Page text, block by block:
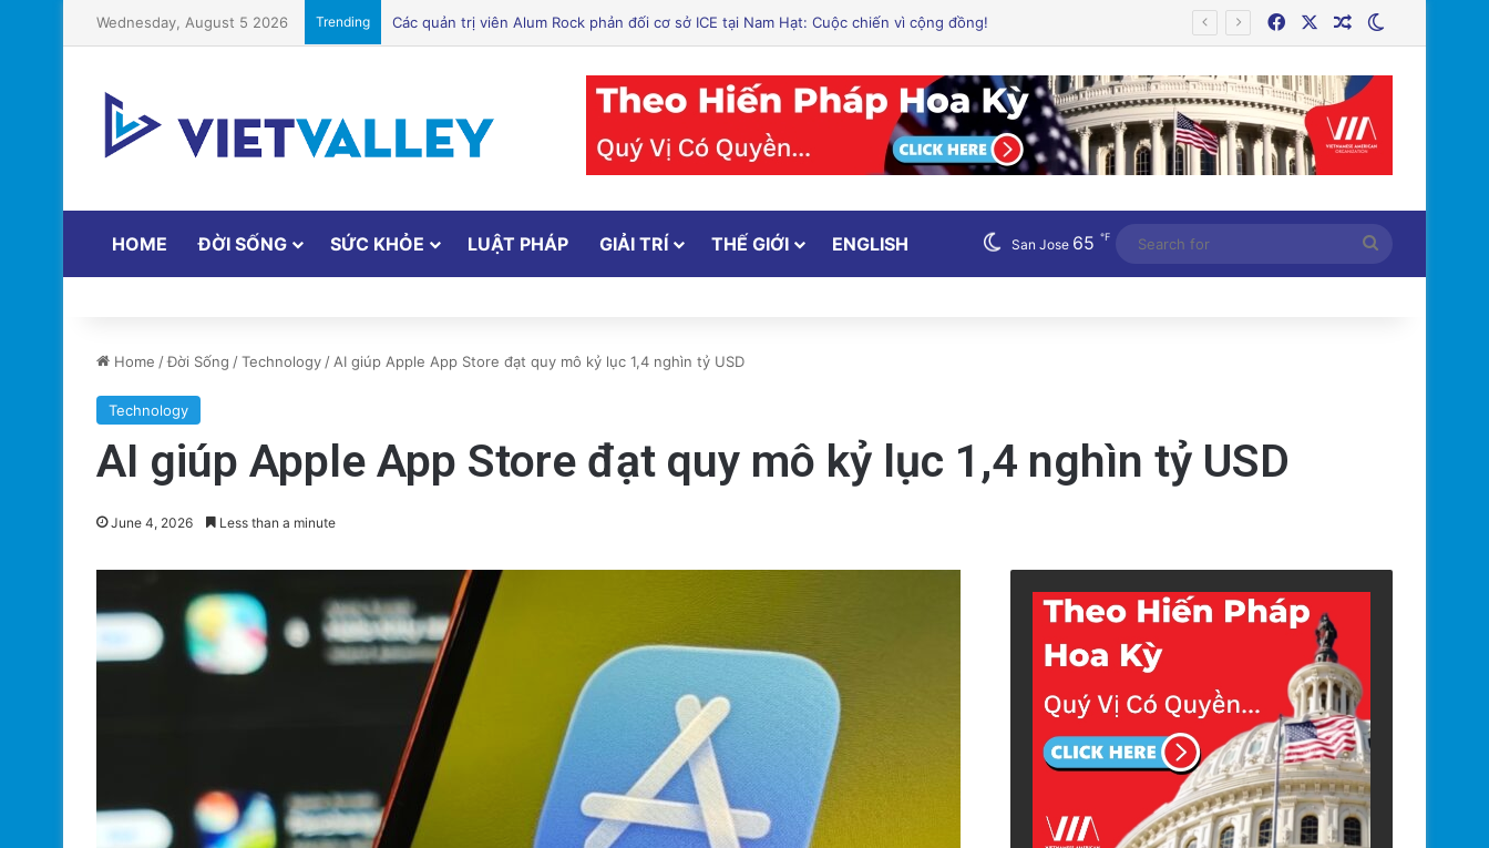
Wednesday, August 5 2026 Trending FacebookRandom Article
HOME ĐỜI SỐNG SỨC KHỎE LUẬT PHÁP GIẢI TRÍ THẾ GIỚI ENGLISH San Jose 65 ℉
for
Home /Đời Sống /Technology/AI giúp Apple App Store đạt quy mô kỷ lục 1,4 nghìn tỷ USD
Technology
AI giúp Apple App Store đạt quy mô kỷ lục 1,4 nghìn tỷ USD
June 4, 2026 Less than a minute